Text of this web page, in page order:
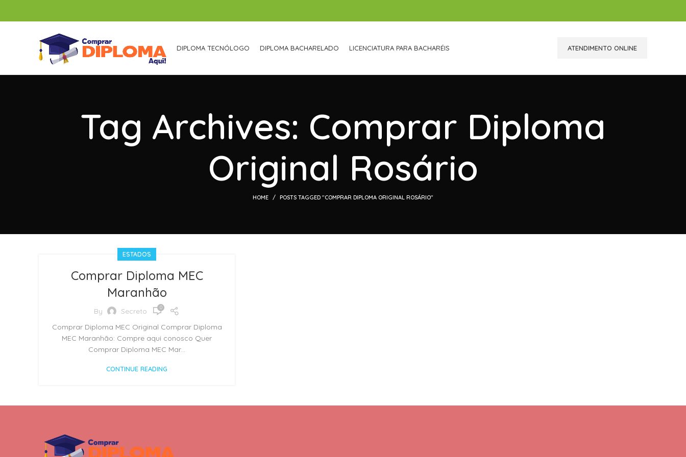
DIPLOMA TECNÓLOGO DIPLOMA BACHARELADO LICENCIATURA PARA BACHARÉIS ATENDIMENTO ONLINE
Tag Archives: Comprar Diploma
Original Rosário
HOME POSTS TAGGED "COMPRAR DIPLOMA ORIGINAL ROSÁRIO"
ESTADOS
Comprar Diploma MEC
Maranhão
By Secreto 0
Comprar Diploma MEC Original Comprar Diploma
MEC Maranhão: Compre aqui conosco Quer
Comprar Diploma MEC Mar...
CONTINUE READING